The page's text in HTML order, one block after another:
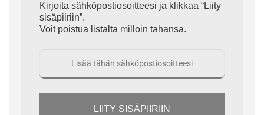
Kirjoita sähköpostiosoitteesi ja klikkaa “Liity
sisäpiiriin”.
Voit poistua listalta milloin tahansa.
LIITY SISÄPIIRIIN